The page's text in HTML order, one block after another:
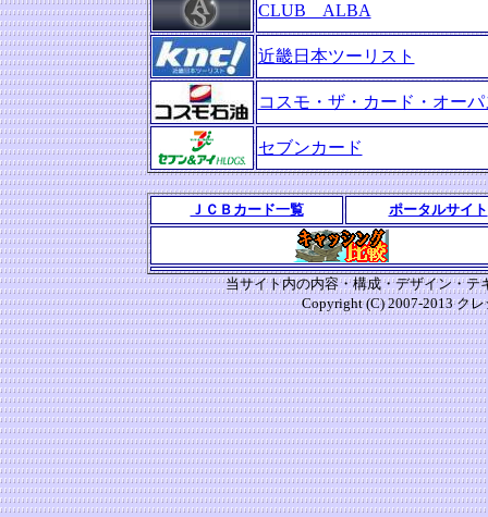
CLUB ALBA
近畿日本ツーリスト
コスモ・ザ・カード・オーパ
セブンカード
ＪＣＢカード一覧 ポータルサイト
当サイト内の内容・構成・デザイン・
Copyright (C) 2007-2013 ク